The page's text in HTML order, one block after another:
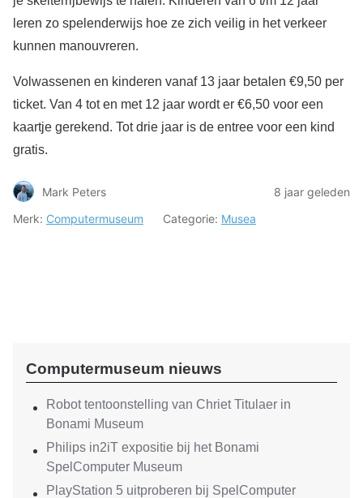
leren zo spelenderwijs hoe ze zich veilig in het verkeer
kunnen manouvreren.
Volwassenen en kinderen vanaf 13 jaar betalen €9,50 per
ticket. Van 4 tot en met 12 jaar wordt er €6,50 voor een
kaartje gerekend. Tot drie jaar is de entree voor een kind
gratis.
Mark Peters
8 jaar geleden
Merk: Computermuseum Categorie: Musea
Computermuseum nieuws
Robot tentoonstelling van Chriet Titulaer in
Bonami Museum
Philips in2iT expositie bij het Bonami
SpelComputer Museum
PlayStation 5 uitproberen bij SpelComputer